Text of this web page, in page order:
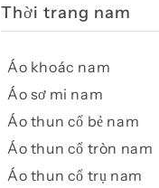
Thời trang nam
Áo khoác nam
Áo sơ mi nam
Áo thun cổ bẻ nam
Áo thun cổ tròn nam
Áo thun cổ trụ nam